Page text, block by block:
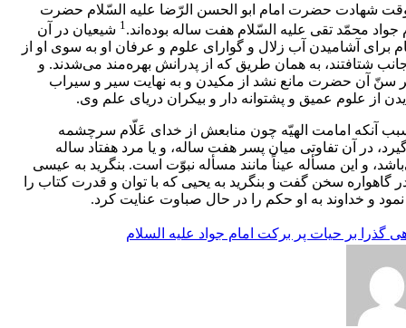
شهادت حضرت امام ابو الحسن الرّضا عليه السّلام حضرت
جواد محمّد تقى عليه السّلام هفت ساله بوده‌اند. 1 شيعيان در آن
براى آشاميدن آب زلال و گواراى علوم و عرفان او به سوى او از
شتافتند، به همان طريق كه از پدرانش بهره‌مند مى‌شدند. و
سنّ آن حضرت مانع نشد از مكيدن و به نهايت سير و سيراب
از علوم عميق و پشتوانه دار و بيكران درياى علم وى.
آنكه امامت الهيّه چون منابعش از خداى عَلّام سرچشمه
در آن تفاوتى ميان پسر هفت ساله، و يا مرد هفتاد ساله
و اين مسأله عيناً مانند مسأله نبوّت است. بنگريد به عيسى
گاهواره سخن گفت و بنگريد به يحيى كه با توان و قدرت كتاب را
نمود و خداوند به او حكم را در حال صباوت عنايت كرد.
گذرا بر حیات پر برکت امام جواد علیه السلام